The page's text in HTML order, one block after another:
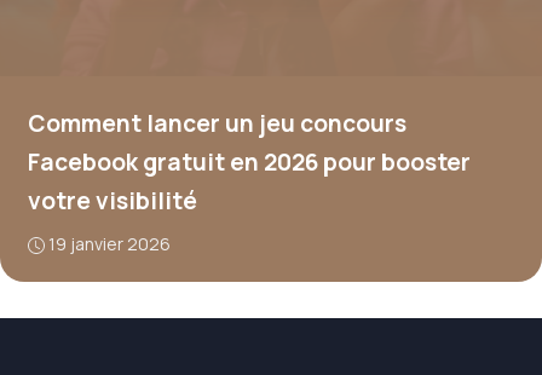
Comment lancer un jeu concours
Facebook gratuit en 2026 pour booster
votre visibilité
19 janvier 2026